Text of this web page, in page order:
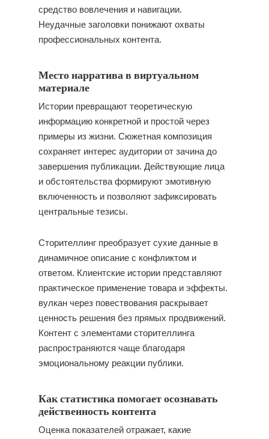
средство вовлечения и навигации.
Неудачные заголовки понижают охваты
профессиональных контента.
Место нарратива в виртуальном
материале
Истории превращают теоретическую
информацию конкретной и простой через
примеры из жизни. Сюжетная композиция
сохраняет интерес аудитории от зачина до
завершения публикации. Действующие лица
и обстоятельства формируют эмотивную
включенность и позволяют зафиксировать
центральные тезисы.
Сторителлинг преобразует сухие данные в
динамичное описание с конфликтом и
ответом. Клиентские истории представляют
практическое применение товара и эффекты.
вулкан через повествования раскрывает
ценность решения без прямых продвижений.
Контент с элементами сторителлинга
распространяются чаще благодаря
эмоциональному реакции публики.
Как статистика помогает осознавать
действенность контента
Оценка показателей отражает, какие